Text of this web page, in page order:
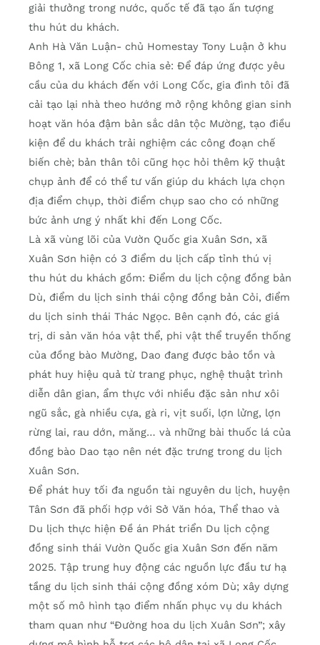
giải thưởng trong nước, quốc tế đã tạo ấn tượng
thu hút du khách.
Anh Hà Văn Luận- chủ Homestay Tony Luận ở khu
Bông 1, xã Long Cốc chia sẻ: Để đáp ứng được yêu
cầu của du khách đến với Long Cốc, gia đình tôi đã
cải tạo lại nhà theo hướng mở rộng không gian sinh
hoạt văn hóa đậm bản sắc dân tộc Mường, tạo điều
kiện để du khách trải nghiệm các công đoạn chế
biến chè; bản thân tôi cũng học hỏi thêm kỹ thuật
chụp ảnh để có thể tư vấn giúp du khách lựa chọn
địa điểm chụp, thời điểm chụp sao cho có những
bức ảnh ưng ý nhất khi đến Long Cốc.
Là xã vùng lõi của Vườn Quốc gia Xuân Sơn, xã
Xuân Sơn hiện có 3 điểm du lịch cấp tỉnh thú vị
thu hút du khách gồm: Điểm du lịch cộng đồng bản
Dù, điểm du lịch sinh thái cộng đồng bản Cỏi, điểm
du lịch sinh thái Thác Ngọc. Bên cạnh đó, các giá
trị, di sản văn hóa vật thể, phi vật thể truyền thống
của đồng bào Mường, Dao đang được bảo tồn và
phát huy hiệu quả từ trang phục, nghệ thuật trình
diễn dân gian, ẩm thực với nhiều đặc sản như xôi
ngũ sắc, gà nhiều cựa, gà ri, vịt suối, lợn lửng, lợn
rừng lai, rau dớn, măng… và những bài thuốc lá của
đồng bào Dao tạo nên nét đặc trưng trong du lịch
Xuân Sơn.
Để phát huy tối đa nguồn tài nguyên du lịch, huyện
Tân Sơn đã phối hợp với Sở Văn hóa, Thể thao và
Du lịch thực hiện Đề án Phát triển Du lịch cộng
đồng sinh thái Vườn Quốc gia Xuân Sơn đến năm
2025. Tập trung huy động các nguồn lực đầu tư hạ
tầng du lịch sinh thái cộng đồng xóm Dù; xây dựng
một số mô hình tạo điểm nhấn phục vụ du khách
tham quan như “Đường hoa du lịch Xuân Sơn”; xây